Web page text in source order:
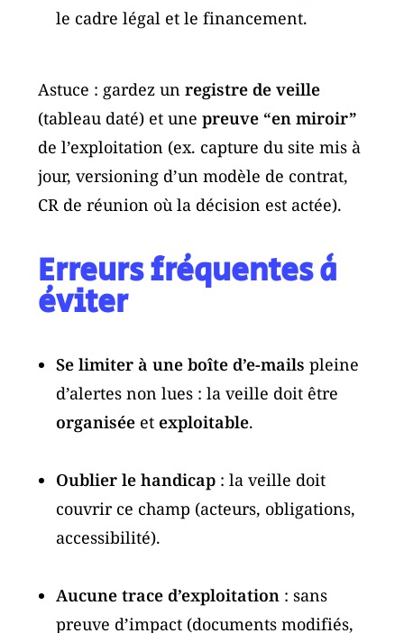
le cadre légal et le financement.
Astuce : gardez unregistre de veille
(tableau daté) et unepreuve “en miroir”
de l’exploitation (ex. capture du site mis à
jour, versioning d’un modèle de contrat,
CR de réunion où la décision est actée).
Erreurs fréquentes à
éviter
Se limiter à une boîte d’e-mails pleine
d’alertes non lues : la veille doit être
organisée et exploitable.
Oublier le handicap : la veille doit
couvrir ce champ (acteurs, obligations,
accessibilité).
Aucune trace d’exploitation : sans
preuve d’impact (documents modifiés,